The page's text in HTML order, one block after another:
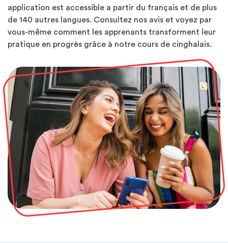
application est accessible a partir du français et de plus
de 140 autres langues. Consultez nos avis et voyez par
vous-même comment les apprenants transforment leur
pratique en progrès grâce à notre cours de cinghalais.